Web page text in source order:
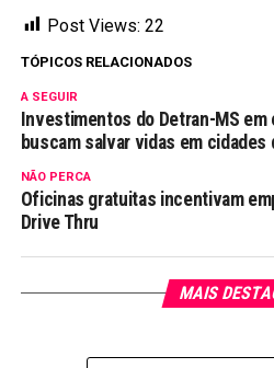
Post Views: 22
TÓPICOS RELACIONADOS
A SEGUIR
Investimentos do Detran-MS
buscam salvar vidas em cidades
NÃO PERCA
Oficinas gratuitas incentivam
Drive Thru
MAIS